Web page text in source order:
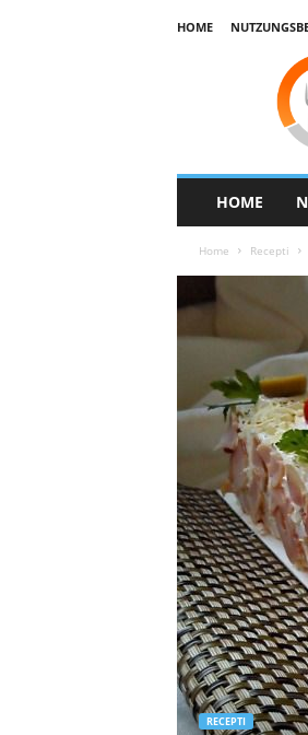
HOME
HOME
Home Recepti
RECEPTI